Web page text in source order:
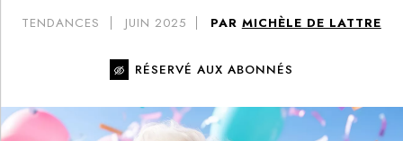
TENDANCES JUIN 2025 PAR MICHÈLE DE LATTRE
RÉSERVÉ AUX ABONNÉS